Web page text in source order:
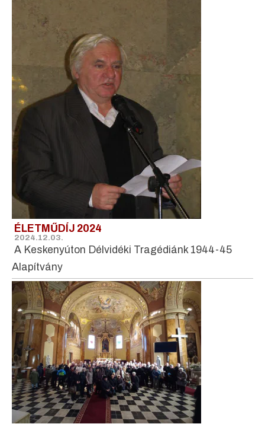
ÉLETMŰDÍJ 2024
2024.12.03.
A Keskenyúton Délvidéki Tragédiánk 1944-45
Alapítvány